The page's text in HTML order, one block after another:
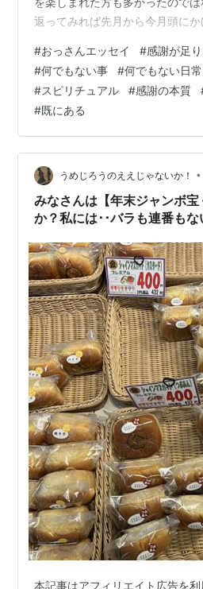
返ってみれば先月から今月頭にか
り･･冬物のダウンなんかもうク
っかな～なんて思ってたらとんで
かマフラーまで出動したよ！みた
ね～(;´∀｀) ほんまに･･昨今の気
無い感じにて･･一気に暑くなり
の二極化･･…
#おっさんエッセイ #感謝が足
#何でもない事 #何でもない日常
#スピリチュアル #感謝の本質
#既にある
うめじろうのええじゃないか！ •
みなさんは【年末ジャンボ
か？私には･･バラも連番もな
本記事はアフィリエイト広告を